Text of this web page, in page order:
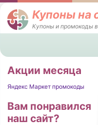
Купоны на
Купоны и промокоды
Акции месяца
Яндекс Маркет промокоды
Вам понравился
наш сайт?